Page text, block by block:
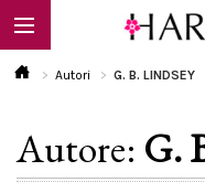
EBOOK
Autori G. B. LINDSEY
Autore: G.